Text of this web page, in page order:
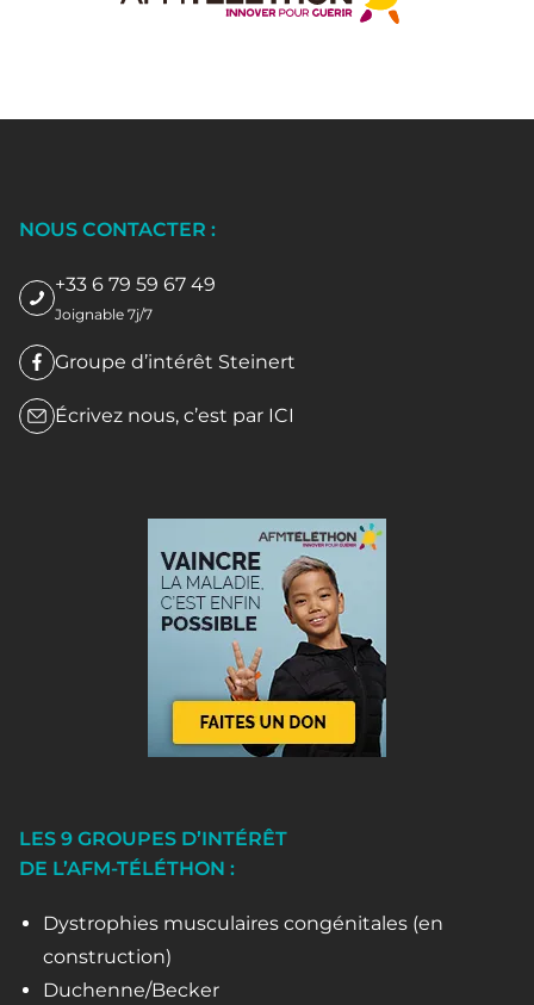
NOUS CONTACTER :
+33 6 79 59 67 49
Joignable 7j/7
Groupe d’intérêt Steinert
Écrivez nous, c’est par ICI
LES 9 GROUPES D’INTÉRÊT
DE L’AFM-TÉLÉTHON :
Dystrophies musculaires congénitales (en
construction)
Duchenne/Becker